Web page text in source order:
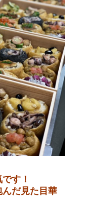
す！
だ見た目華